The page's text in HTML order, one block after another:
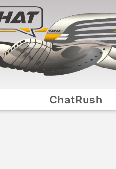
ChatRush